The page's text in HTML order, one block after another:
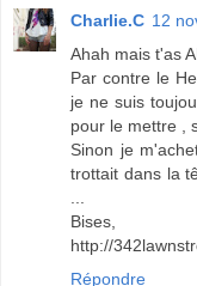
Charlie.C 12
Ahah mais t'as
Par contre le
je ne suis
pour le mettre ,
Sinon je
trottait dans la
Bises,
http://
Répondre